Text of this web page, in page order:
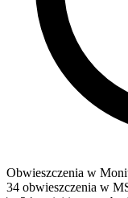
Obwieszczenia w
34 obwieszczenia w